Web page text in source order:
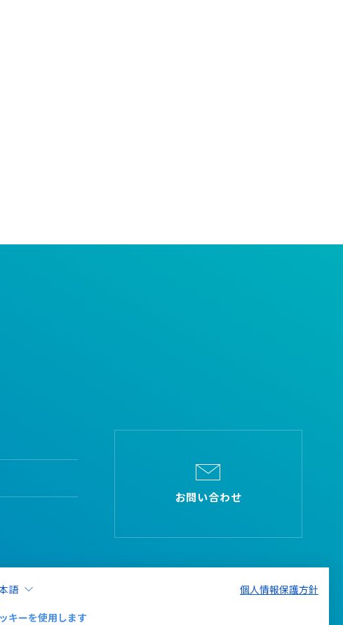
お問い合わせ
語 個人情報保護方針
キーを使用します